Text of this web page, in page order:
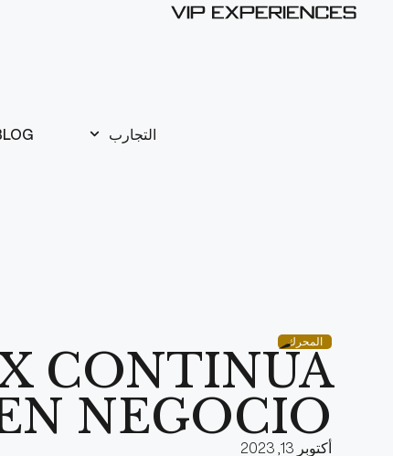
التجارب
المحرك
CONTINÚA
NEGOCIO
أكتوبر 13, 2023